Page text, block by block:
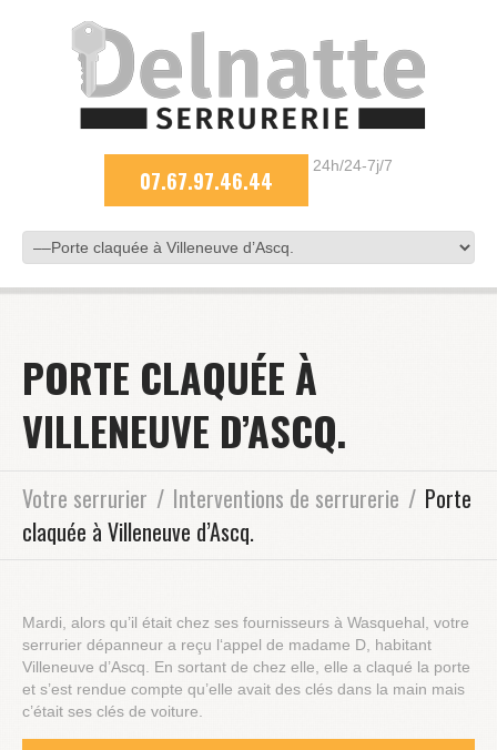
07.67.97.46.44
24h/24-7j/7
PORTE CLAQUÉE À
VILLENEUVE D’ASCQ.
Votre serrurier Interventions de serrurerie
Porte
claquée à Villeneuve d’Ascq.
Mardi, alors qu’il était chez ses fournisseurs à Wasquehal, votre
serrurier dépanneur a reçu l‘appel de madame D, habitant
Villeneuve d’Ascq. En sortant de chez elle, elle a claqué la porte
et s’est rendue compte qu’elle avait des clés dans la main mais
c’était ses clés de voiture.